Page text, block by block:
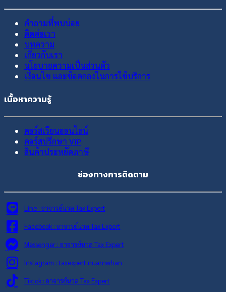
คำถามที่พบบ่อย
ติดต่อเรา
บทความ
เกี่ยวกับเรา
นโยบายความเป็นส่วนตัว
เงื่อนไข และข้อตกลงในการใช้บริการ
เนื้อหาความรู้
คอร์สเรียนออนไลน์
คอร์สปรึกษา VIP
สินค้าประหยัดภาษี
ช่องทางการติดตาม
Line : อาจารย์นวล Tax Expert
Facebook : อาจารย์นวล Tax Expert
Messenger : อาจารย์นวล Tax Expert
Instagram : taxexpert.nuarnwhan
Tiktok : อาจารย์นวล Tax Expert